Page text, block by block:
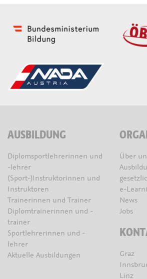
AUSBILDUNG
Diplomsportlehrerinnen und
-lehrer
(Sport-)Instruktorinnen und
Instruktoren
Trainerinnen und Trainer
Diplomtrainerinnen und -
trainer
Sportlehrerinnen und -
lehrer
Aktuelle Ausbildungen
Über
e-
News
Jobs
Graz
Linz